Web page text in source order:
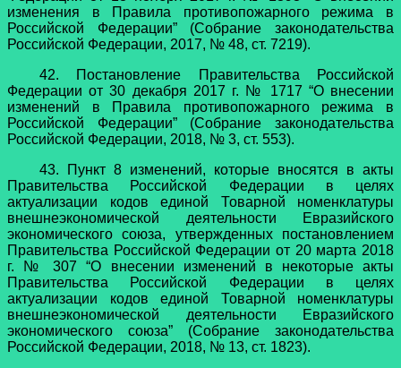
изменения в Правила противопожарного режима в
Российской Федерации” (Собрание законодательства
Российской Федерации, 2017, № 48, ст. 7219).
42. Постановление Правительства Российской
Федерации от 30 декабря 2017 г. № 1717 “О внесении
изменений в Правила противопожарного режима в
Российской Федерации” (Собрание законодательства
Российской Федерации, 2018, № 3, ст. 553).
43. Пункт 8 изменений, которые вносятся в акты
Правительства Российской Федерации в целях
актуализации кодов единой Товарной номенклатуры
внешнеэкономической деятельности Евразийского
экономического союза, утвержденных постановлением
Правительства Российской Федерации от 20 марта 2018
г. № 307 “О внесении изменений в некоторые акты
Правительства Российской Федерации в целях
актуализации кодов единой Товарной номенклатуры
внешнеэкономической деятельности Евразийского
экономического союза” (Собрание законодательства
Российской Федерации, 2018, № 13, ст. 1823).